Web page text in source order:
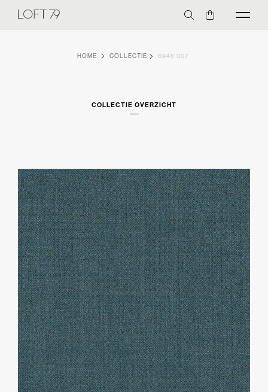
HOME COLLECTIE 6948 007
COLLECTIE OVERZICHT